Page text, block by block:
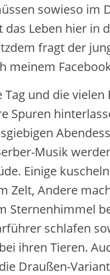
sowieso im
das Leben hier in
fragt der
meinem
Tag und die vielen
Spuren
Musik
Einige
Zelt, Andere
Sternenhimmel
schlafen
ihren Tieren.
Draußen-